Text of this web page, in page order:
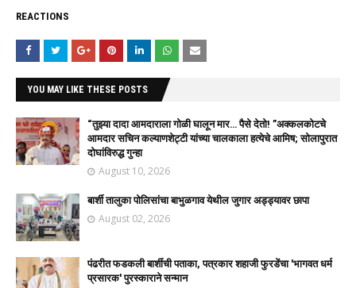
REACTIONS
YOU MAY LIKE THESE POSTS
“तुझ्या दादा आमदाराला गोळी घालून मार… पैसे देतो! ”अक्कलकोटचे
आमदार सचिन कल्याणशेट्टी यांच्या चालकाला हत्येचे आमिष; सोलापुरात
दोघांविरुद्ध गुन्हा
August 10, 2026
बार्शी तालुका पोलिसांचा बाभुळगाव येथील जुगार अड्ड्यावर छापा
August 02, 2026
पंढरीत फडकली बार्शीची पताका, पत्रकार शहाजी फुरडेंचा 'भागवत धर्म
प्रसारक' पुरस्काराने सन्मान